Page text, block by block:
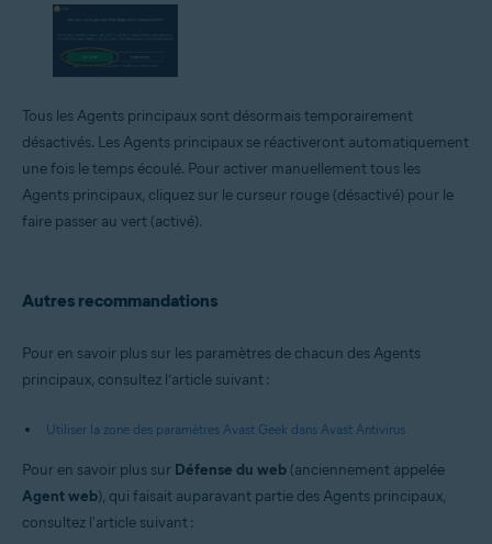
Tous les Agents principaux sont désormais temporairement
désactivés. Les Agents principaux se réactiveront automatiquement
une fois le temps écoulé. Pour activer manuellement tous les
Agents principaux, cliquez sur le curseur rouge (désactivé) pour le
faire passer au vert (activé).
Autres recommandations
Pour en savoir plus sur les paramètres de chacun des Agents
principaux, consultez l’article suivant :
Utiliser la zone des paramètres Avast Geek dans Avast Antivirus
Pour en savoir plus sur Défense du web (anciennement appelée
Agent web), qui faisait auparavant partie des Agents principaux,
consultez l'article suivant :